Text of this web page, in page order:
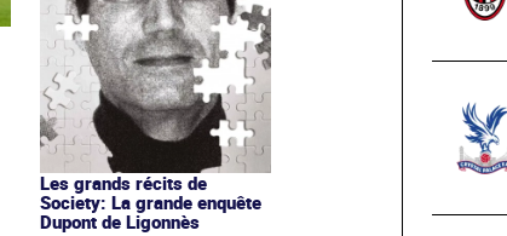
Les grands récits de
Society: La grande enquête
Dupont de Ligonnès